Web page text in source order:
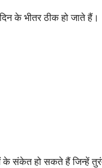
के भीतर ठीक हो जाते हैं।
के संकेत हो सकते हैं जिन्हें